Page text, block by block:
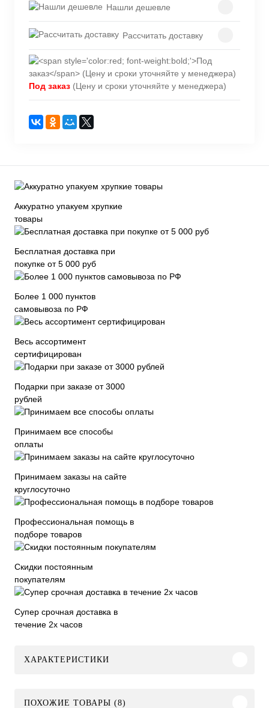
Нашли дешевле
Рассчитать доставку
Под заказ (Цену и сроки уточняйте у менеджера)
Аккуратно упакуем хрупкие
товары
Бесплатная доставка при
покупке от 5 000 руб
Более 1 000 пунктов
самовывоза по РФ
Весь ассортимент
сертифицирован
Подарки при заказе от 3000
рублей
Принимаем все способы
оплаты
Принимаем заказы на сайте
круглосуточно
Профессиональная помощь в
подборе товаров
Скидки постоянным
покупателям
Супер срочная доставка в
течение 2х часов
ХАРАКТЕРИСТИКИ
ПОХОЖИЕ ТОВАРЫ (8)